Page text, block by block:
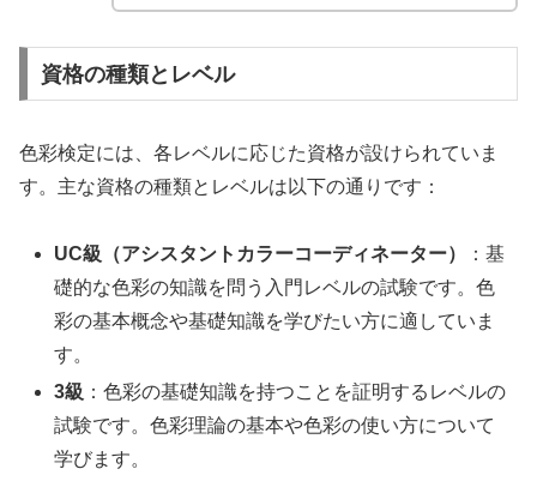
資格の種類とレベル
色彩検定には、各レベルに応じた資格が設けられていま
す。主な資格の種類とレベルは以下の通りです：
UC級（アシスタントカラーコーディネーター）
：基
礎的な色彩の知識を問う入門レベルの試験です。色
彩の基本概念や基礎知識を学びたい方に適していま
す。
3級 ：色彩の基礎知識を持つことを証明するレベルの
試験です。色彩理論の基本や色彩の使い方について
学びます。